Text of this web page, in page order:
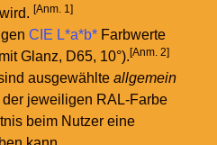
[Anm. 1]
CIE L*a*b* Farbwerte
Glanz, D65, 10°).[Anm. 2]
ausgewählte allgemein
der jeweiligen RAL-Farbe
beim Nutzer eine